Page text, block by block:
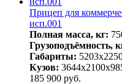
Прицеп для
исп.001
Полная масса, кг:
Грузоподъёмность,
Габариты:
Кузов:
185 900 руб.